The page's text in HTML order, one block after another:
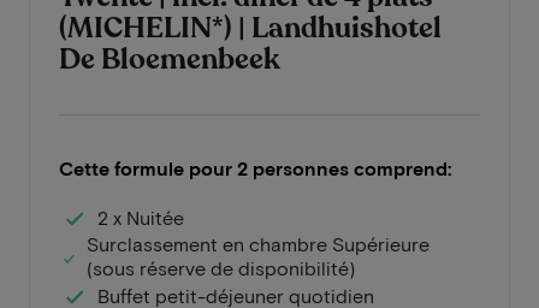
(MICHELIN*) | Landhuishotel
De Bloemenbeek
Cette formule pour 2 personnes comprend:
2 x Nuitée
Surclassement en chambre Supérieure
(sous réserve de disponibilité)
Buffet petit-déjeuner quotidien